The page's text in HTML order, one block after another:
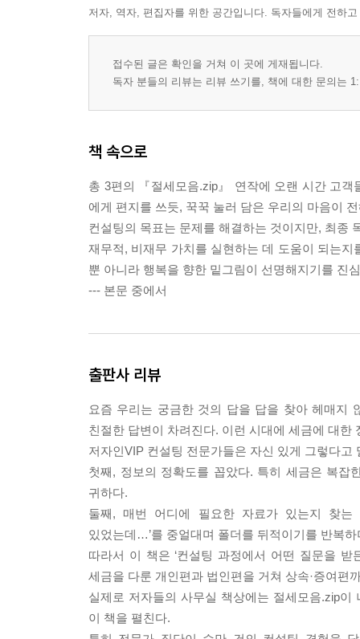
저자, 역자, 편집자를 위한 공간입니다. 독자들에게 전하
접수된 글은 확인을 거쳐 이 곳에 게재됩니다.
독자 분들의 리뷰는 리뷰 쓰기를, 책에 대한 문의는
책 속으로
총 3편의 『절세모음.zip』 연작에 오랜 시간 고
에게 편지를 쓰듯, 꾹꾹 눌러 담은 우리의 마음이
컨설팅의 목표는 문제를 해결하는 것이지만, 최종
재무적, 비재무 가치를 실현하는 데 도움이 되는
뿐 아니라 행복을 향한 밑그림이 선명해지기를 진
--- 본문 중에서
출판사 리뷰
요즘 우리는 궁금한 것의 답을 답을 찾아 헤매지
친절한 답변이 차려진다. 이런 시대에 세금에 대한
저자인VIP 컨설팅 전문가들은 자신 있게 그렇다
첫째, 정보의 정확도를 꼽았다. 특히 세금은 복잡
귀하다.
둘째, 매번 어디에 필요한 자료가 있는지 찾
있었는데…’를 중얼대며 폴더를 뒤적이기를 반복
따라서 이 책은 ‘컨설팅 과정에서 어떤 질문을
세금을 다룬 개인편과 법인편을 거쳐 상속·증여편
실제로 저자들의 사무실 책상에는 절세모음.zip
이 책을 펼친다.